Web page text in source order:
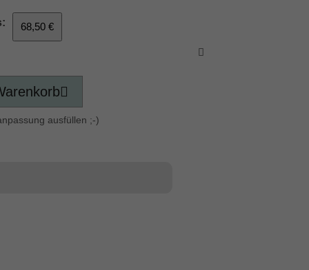
68,50 €
ausfüllen ;-)